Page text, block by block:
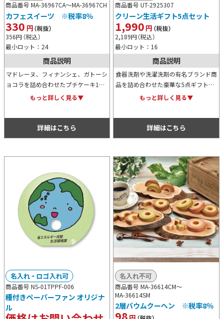
商品番号 MA-36967CA～MA-36967CH
カフェスイーツ ※税率8％
330 円（税抜）
356円（税込）
最小ロット：24
商品説明
マドレーヌ、フィナンシェ、ガトーシ
ョコラを詰め合わせたプチケーキ12
個セットと、プチチーズタルト9個入
もっと詳しく見る▼
詳細はこちら
商品番号 UT-2925307
クリーン生活ギフト5点セット
1,990円（税抜）
2,189円（税込）
最小ロット：16
商品説明
食器洗剤や洗濯洗剤の有名ブランド商
品を詰め合わせた豪華な5点ギフトセ
ットです。化粧箱入りですので贈答用
もっと詳しく見る▼
詳細はこちら
商品番号 NS-01TPPF-006
種付きペーパーファン オリジナ
ル
名入れ・ロゴ入れ可
商品番号 MA-36614CM～
MA-36614SM
2層バウムクーヘン ※税率8％
98
名入れ不可